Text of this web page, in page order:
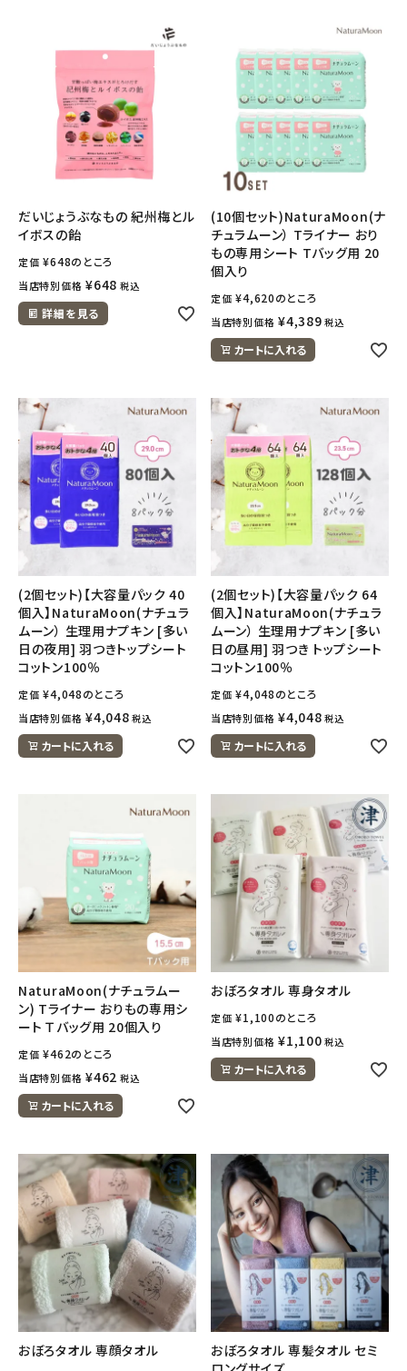
コラム・スタッフのおすすめ
ご利用ガイド等
アカウント情報
ようこそ ゲスト 様
だいじょうぶなもの 紀州梅とル
イボスの飴
定価 ¥648のところ
当店特別価格 ¥648 税込
詳細を見る
(10個セット)NaturaMoon(ナ
チュラムーン） Tライナー おり
もの専用シート Tバッグ用 20
個入り
定価 ¥4,620のところ
当店特別価格 ¥4,389 税込
カートに入れる
(2個セット)【大容量パック 40
個入】NaturaMoon(ナチュラ
ムーン） 生理用ナプキン [多い
日の夜用] 羽つきトップシート
コットン100％
定価 ¥4,048のところ
当店特別価格 ¥4,048 税込
カートに入れる
(2個セット)【大容量パック 64
個入】NaturaMoon(ナチュラ
ムーン） 生理用ナプキン [多い
日の昼用] 羽つき トップシート
コットン100％
定価 ¥4,048のところ
当店特別価格 ¥4,048 税込
カートに入れる
NaturaMoon(ナチュラムー
ン) Tライナー おりもの専用シ
ート Ｔバッグ用 20個入り
定価 ¥462のところ
当店特別価格 ¥462 税込
カートに入れる
おぼろタオル 専身タオル
定価 ¥1,100のところ
当店特別価格 ¥1,100 税込
カートに入れる
おぼろタオル 専顔タオル
おぼろタオル 専髪タオル セミ